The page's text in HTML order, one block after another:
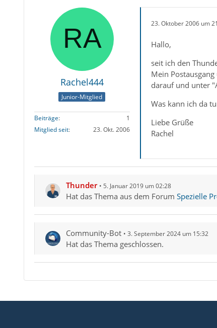
Rachel444
Junior-Mitglied
Beiträge
1
Mitglied seit
23. Okt. 2006
23. Oktober 2006 um
Hallo,
seit ich den
Mein
darauf und unter
Was kann ich da
Liebe Grüße
Rachel
Thunder 5. Januar 2019 um 02:28
Hat das Thema aus dem Forum Spezielle
Community-Bot 3. September 2024 um 15:32
Hat das Thema geschlossen.